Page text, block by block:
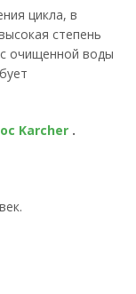
цикла, в
степень
очищенной воды
Karcher .